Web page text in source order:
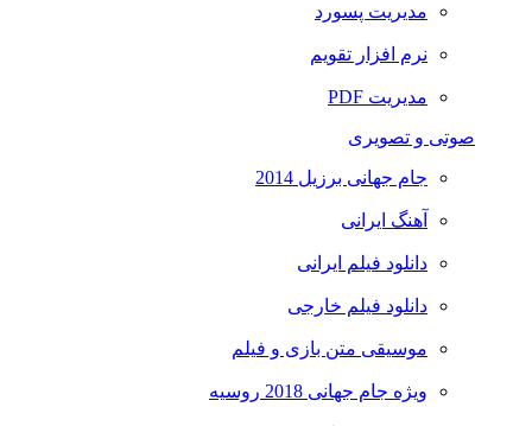
مدیریت پسورد
نرم افزار تقویم
مدیریت PDF
صوتی و تصویری
جام جهانی برزیل 2014
آهنگ ایرانی
دانلود فیلم ایرانی
دانلود فیلم خارجی
موسیقی متن بازی و فیلم
ویژه جام جهانی 2018 روسیه